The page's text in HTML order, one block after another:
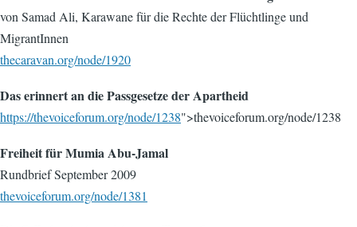
von Samad Ali, Karawane für die Rechte der Flüchtlinge und
MigrantInnen
thecaravan.org/node/1920
Das erinnert an die Passgesetze der Apartheid
https://thevoiceforum.org/node/1238">thevoiceforum.org/node/1238
Freiheit für Mumia Abu-Jamal
Rundbrief September 2009
thevoiceforum.org/node/1381